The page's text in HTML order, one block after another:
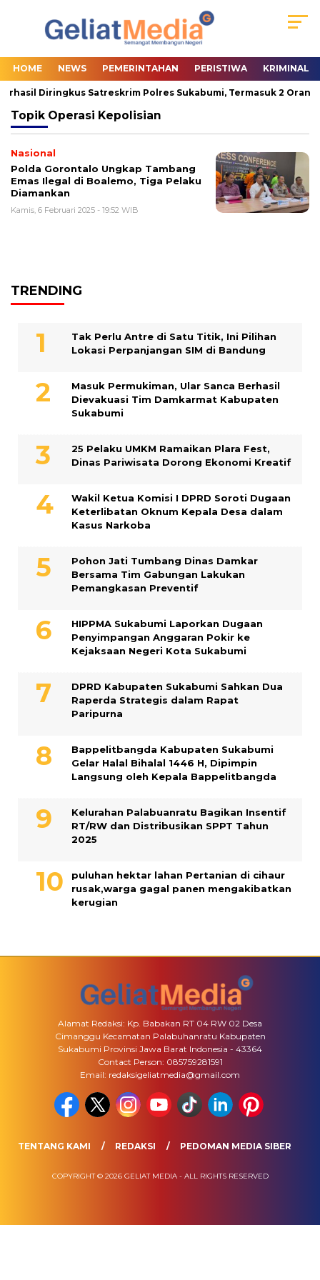
HOME NEWS PEMERINTAHAN PERISTIWA KRIMINAL
Diringkus Satreskrim Polres Sukabumi, Termasuk 2 Orang
Topik Operasi Kepolisian
Nasional
Polda Gorontalo Ungkap Tambang
Emas Ilegal di Boalemo, Tiga Pelaku
Diamankan
Kamis, 6 Februari 2025 - 19:52 WIB
TRENDING
Tak Perlu Antre di Satu Titik, Ini Pilihan
Lokasi Perpanjangan SIM di Bandung
Masuk Permukiman, Ular Sanca Berhasil
Dievakuasi Tim Damkarmat Kabupaten
Sukabumi
25 Pelaku UMKM Ramaikan Plara Fest,
Dinas Pariwisata Dorong Ekonomi Kreatif
Wakil Ketua Komisi I DPRD Soroti Dugaan
Keterlibatan Oknum Kepala Desa dalam
Kasus Narkoba
Pohon Jati Tumbang Dinas Damkar
Bersama Tim Gabungan Lakukan
Pemangkasan Preventif
HIPPMA Sukabumi Laporkan Dugaan
Penyimpangan Anggaran Pokir ke
Kejaksaan Negeri Kota Sukabumi
DPRD Kabupaten Sukabumi Sahkan Dua
Raperda Strategis dalam Rapat
Paripurna
Bappelitbangda Kabupaten Sukabumi
Gelar Halal Bihalal 1446 H, Dipimpin
Langsung oleh Kepala Bappelitbangda
Kelurahan Palabuanratu Bagikan Insentif
RT/RW dan Distribusikan SPPT Tahun
2025
puluhan hektar lahan Pertanian di cihaur
rusak,warga gagal panen mengakibatkan
kerugian
Alamat Redaksi: Kp. Babakan RT 04 RW 02 Desa
Cimanggu Kecamatan Palabuhanratu Kabupaten
Sukabumi Provinsi Jawa Barat Indonesia - 43364
Contact Person: 085759281591
Email: redaksigeliatmedia@gmail.com
TENTANG KAMI REDAKSI PEDOMAN MEDIA SIBER
COPYRIGHT © 2026 GELIAT MEDIA - ALL RIGHTS RESERVED